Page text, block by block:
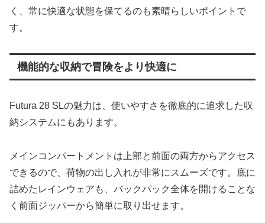
く、常に快適な状態を保てるのも素晴らしいポイントで
す。
機能的な収納で冒険をより快適に
Futura 28 SLの魅力は、使いやすさを徹底的に追求した収
納システムにもあります。
メインコンパートメントは上部と前面の両方からアクセス
できるので、荷物の出し入れが非常にスムーズです。底に
詰めたレインウェアも、バックパック全体を開けることな
く前面ジッパーから簡単に取り出せます。